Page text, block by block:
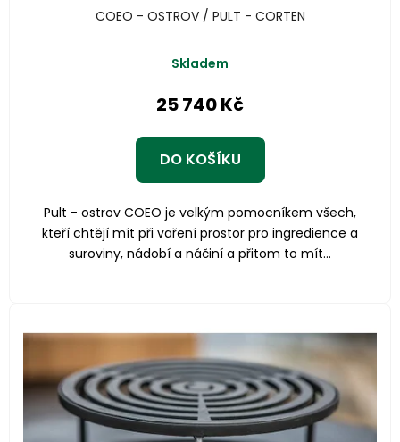
COEO - OSTROV / PULT - CORTEN
Skladem
25 740 Kč
DO KOŠÍKU
Pult - ostrov COEO je velkým pomocníkem všech,
kteří chtějí mít při vaření prostor pro ingredience a
suroviny, nádobí a náčiní a přitom to mít...